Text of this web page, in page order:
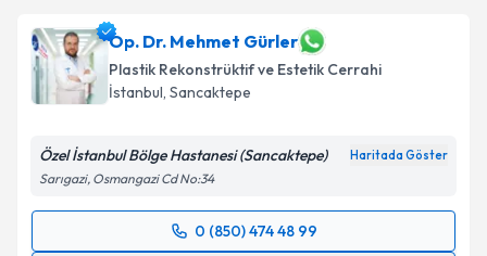
Op. Dr. Mehmet Gürler
Plastik Rekonstrüktif ve Estetik Cerrahi
İstanbul, Sancaktepe
Özel İstanbul Bölge Hastanesi (Sancaktepe) Haritada Göster
Sarıgazi, Osmangazi Cd No:34
0 (850) 474 48 99
Randevu Takvimi Talebi